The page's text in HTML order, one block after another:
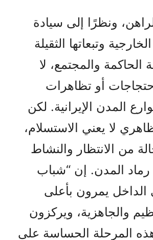
ونظرًا إلى سيادة
وتبعاتها الثقيلة
والمجتمع، لا
أو تظاهرات
المدن الإيرانية. لكن
لا يعني الاستسلام،
من الانتظار والنشاط
المدن. إن “شباب
الداخل يمرون بأعلى
والجاهزية، ويركزون
المرحلة الحساسة على